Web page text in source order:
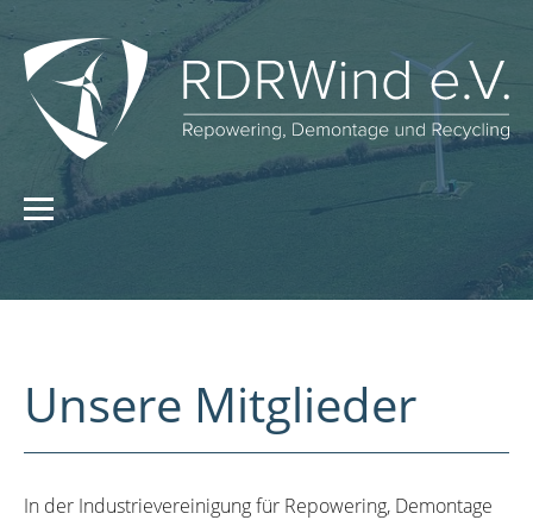
Unsere Mitglieder
In der Industrievereinigung für Repowering, Demontage